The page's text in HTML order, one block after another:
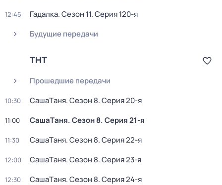
12:45 Гадалка. Сезон 11. Серия 120-я
Будущие передачи
ТНТ
Прошедшие передачи
10:30 CашаTаня. Сезон 8. Серия 20-я
11:00 CашаTаня. Сезон 8. Серия 21-я
11:30 CашаTаня. Сезон 8. Серия 22-я
12:00 CашаTаня. Сезон 8. Серия 23-я
12:30 CашаTаня. Сезон 8. Серия 24-я